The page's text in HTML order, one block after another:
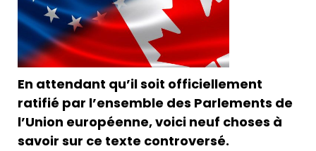
En attendant qu’il soit officiellement
ratifié par l’ensemble des Parlements de
l’Union européenne, voici neuf choses à
savoir sur ce texte controversé.